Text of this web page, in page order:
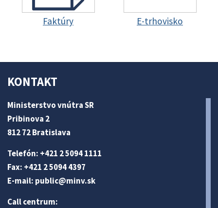
Faktúry E-trhovisko
KONTAKT
Ministerstvo vnútra SR
Pribinova 2
812 72 Bratislava
Telefón: +421 2 5094 1111
Fax: +421 2 5094 4397
E-mail: public@minv.sk
Call centrum: